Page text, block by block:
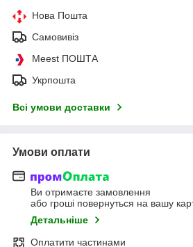
Нова Пошта
Самовивіз
Meest ПОШТА
Укрпошта
Всі умови доставки
Умови оплати
Ви отримаєте замовлення
або гроші повернуться на вашу
Детальніше
Оплатити частинами